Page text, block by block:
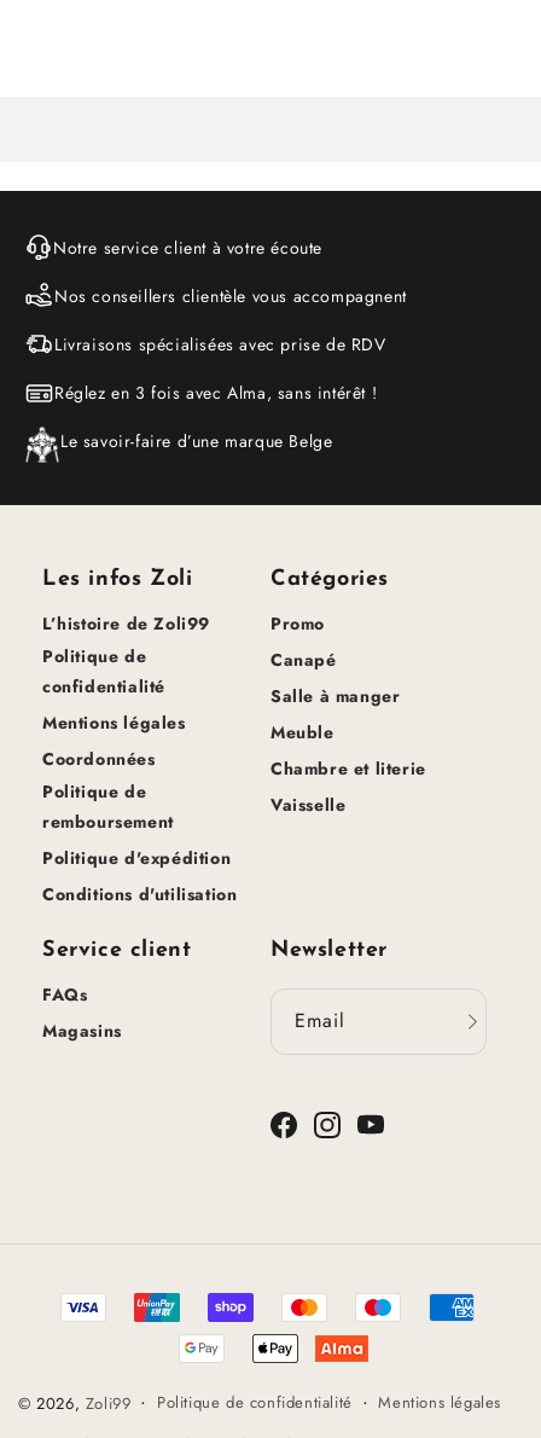
Notre service client à votre écoute
Nos conseillers clientèle vous accompagnent
Livraisons spécialisées avec prise de RDV
Réglez en 3 fois avec Alma, sans intérêt !
Le savoir-faire d’une marque Belge
Les infos Zoli
L’histoire de Zoli99
Politique de
confidentialité
Mentions légales
Coordonnées
Politique de
remboursement
Politique d'expédition
Conditions d'utilisation
Catégories
Promo
Canapé
Salle à manger
Meuble
Chambre et literie
Vaisselle
Service client
FAQs
Magasins
Newsletter
Email
FacebookInstagramYouTube
Méthodes
© 2026, Zoli99 Politique de confidentialité
Mentions légales